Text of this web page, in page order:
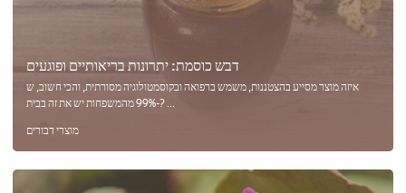
דבש כוסמת: יתרונות בריאותיים ופוגעים
איזה מוצר מסייע בהצטננות, משמש ברפואה ובקוסמטולוגיה מסורתית, והכי חשוב, ש
-99% מהמשפחות יש את זה בבית? ...
מוצרי דבורים